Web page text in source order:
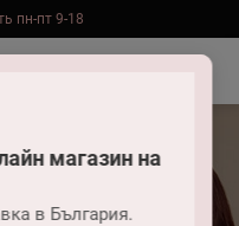
магазин на
в България.
пн-пт 9-18
замовлень від 2000 грн